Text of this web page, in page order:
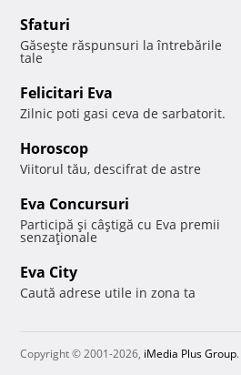
Sfaturi
Găseşte răspunsuri la întrebările
tale
Felicitari Eva
Zilnic poti gasi ceva de sarbatorit.
Horoscop
Viitorul tău, descifrat de astre
Eva Concursuri
Participă şi câştigă cu Eva premii
senzaţionale
Eva City
Caută adrese utile in zona ta
Copyright © 2001-2026, iMedia Plus Group